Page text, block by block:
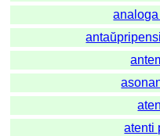
analoga
atenti